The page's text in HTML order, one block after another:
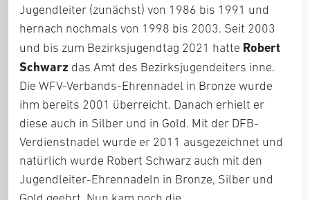
Jugendleiter (zunächst) von 1986 bis 1991 und
hernach nochmals von 1998 bis 2003. Seit 2003
und bis zum Bezirksjugendtag 2021 hatte Robert
Schwarz das Amt des Bezirksjugendeiters inne.
Die WFV-Verbands-Ehrennadel in Bronze wurde
ihm bereits 2001 überreicht. Danach erhielt er
diese auch in Silber und in Gold. Mit der DFB-
Verdienstnadel wurde er 2011 ausgezeichnet und
natürlich wurde Robert Schwarz auch mit den
Jugendleiter-Ehrennadeln in Bronze, Silber und